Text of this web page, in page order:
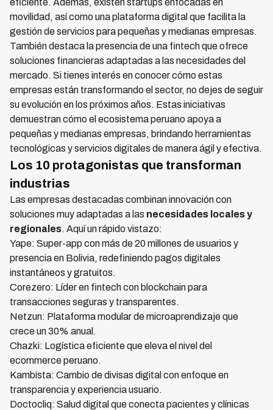
eficiente. Además, existen startups enfocadas en
movilidad, así como una plataforma digital que facilita la
gestión de servicios para pequeñas y medianas empresas.
También destaca la presencia de una fintech que ofrece
soluciones financieras adaptadas a las necesidades del
mercado. Si tienes interés en conocer cómo estas
empresas están transformando el sector, no dejes de seguir
su evolución en los próximos años. Estas iniciativas
demuestran cómo el ecosistema peruano apoya a
pequeñas y medianas empresas, brindando herramientas
tecnológicas y servicios digitales de manera ágil y efectiva.
Los 10 protagonistas que transforman
industrias
Las empresas destacadas combinan innovación con
soluciones muy adaptadas a las necesidades locales y
regionales. Aquí un rápido vistazo:
Yape: Super-app con más de 20 millones de usuarios y
presencia en Bolivia, redefiniendo pagos digitales
instantáneos y gratuitos.
Corezero: Líder en fintech con blockchain para
transacciones seguras y transparentes.
Netzun: Plataforma modular de microaprendizaje que
crece un 30% anual.
Chazki: Logística eficiente que eleva el nivel del
ecommerce peruano.
Kambista: Cambio de divisas digital con enfoque en
transparencia y experiencia usuario.
Doctocliq: Salud digital que conecta pacientes y clínicas